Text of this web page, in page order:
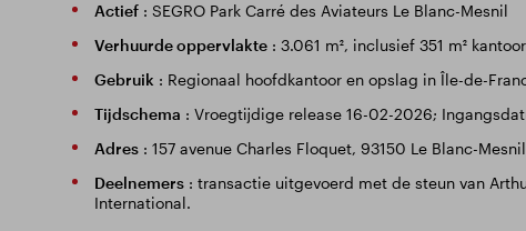
Actief: SEGRO Park Carré des Aviateurs Le Blanc-Mesnil
Verhuurde oppervlakte: 3.061 m², inclusief 351 m²
Gebruik : Regionaal hoofdkantoor en opslag in Île-de-
Tijdschema : Vroegtijdige release 16-02-2026;
Adres: 157 avenue Charles Floquet, 93150 Le Blanc-Mesnil
Deelnemers: transactie uitgevoerd met de steun van
International.